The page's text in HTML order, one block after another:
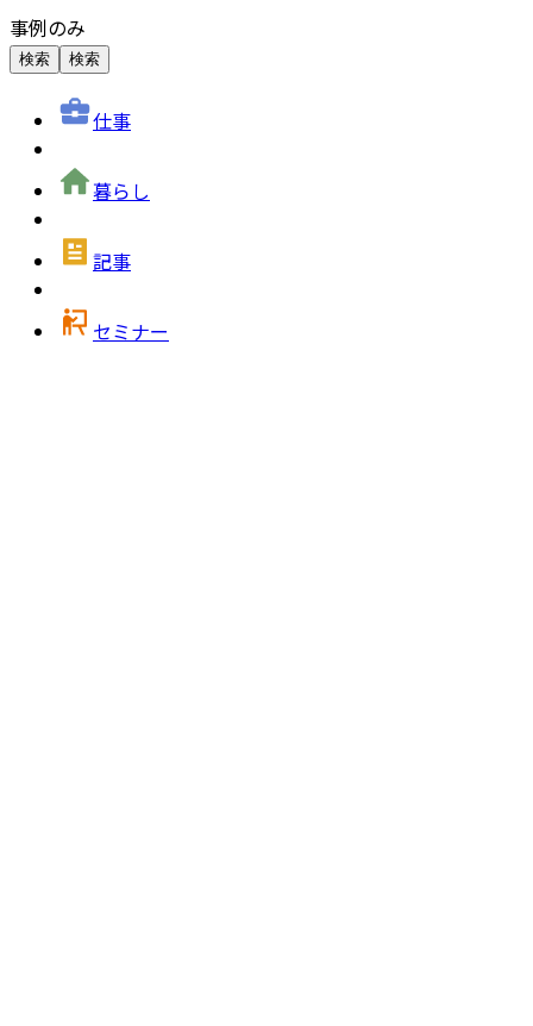
事例のみ
検索 検索
仕事
暮らし
記事
セミナー